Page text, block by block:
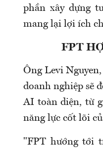
phần xây dựng
mang lại lợi ích
FPT
Ông Levi
doanh nghiệp sẽ
AI toàn diện, từ
năng lực cốt lõi
"FPT hướng tới